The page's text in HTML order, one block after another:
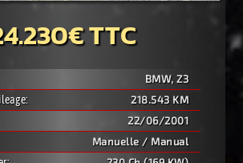
TTC
BMW, Z3
218.543 KM
22/06/2001
Manuelle / Manual